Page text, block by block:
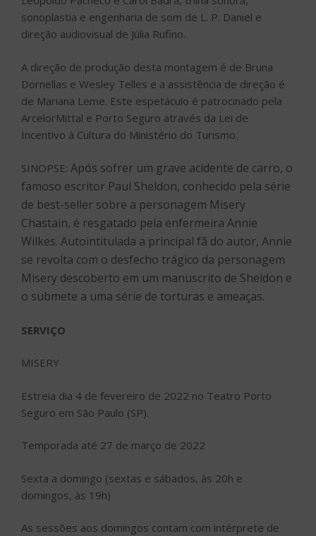
sonoplastia e engenharia de som de L. P. Daniel e
direção audiovisual de Júlia Rufino.
A direção de produção desta montagem é de Bruna
Dornellas e Wesley Telles e a assistência de direção é
de Mariana Leme. Este espetáculo é patrocinado pela
ArcelorMittal e Porto Seguro através da Lei de
Incentivo à Cultura do Ministério do Turismo.
SINOPSE: Após sofrer um grave acidente de carro, o
famoso escritor Paul Sheldon, conhecido pela série
de best-seller sobre a personagem Misery
Chastain, é resgatado pela enfermeira Annie
Wilkes. Autointitulada a principal fã do autor, Annie
se revolta com o desfecho trágico da personagem
Misery descoberto em um manuscrito de Sheldon e
o submete a uma série de torturas e ameaças.
SERVIÇO
MISERY
Estreia dia 4 de fevereiro de 2022 no Teatro Porto
Seguro em São Paulo (SP).
Temporada até 27 de março de 2022
Sexta a domingo (sextas e sábados, às 20h e
domingos, às 19h)
As sessões aos domingos contam com intérprete de